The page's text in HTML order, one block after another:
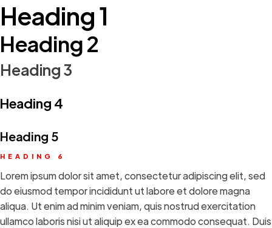
Heading 1
Heading 2
Heading 3
Heading 4
Heading 5
HEADING 6
Lorem ipsum dolor sit amet, consectetur adipiscing elit, sed
do eiusmod tempor incididunt ut labore et dolore magna
aliqua. Ut enim ad minim veniam, quis nostrud exercitation
ullamco laboris nisi ut aliquip ex ea commodo consequat. Duis